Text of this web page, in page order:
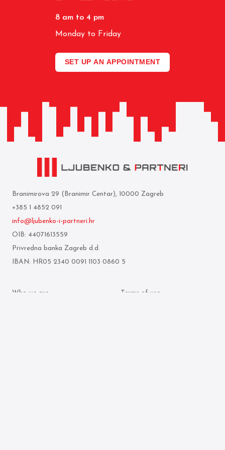
8 am to 4 pm
Monday to Friday
SET UP AN APPOINTMENT
Branimirova 29 (Branimir Centar), 10000 Zagreb
+385 1 4852 091
info@ljubenko-i-partneri.hr
OIB: 44071613559
Privredna banka Zagreb d.d.
IBAN: HR05 2340 0091 1103 0860 5
Who we are Terms of use